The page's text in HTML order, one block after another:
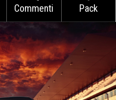
Commenti Pack